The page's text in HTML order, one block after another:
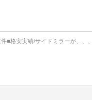
■格安実績/サイドミラーが、、、